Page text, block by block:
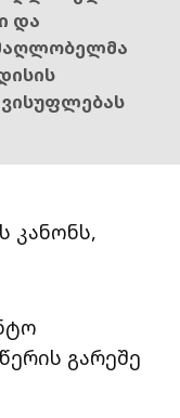
და
კანონს,
გარეშე